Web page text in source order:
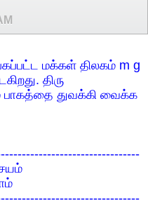
மக்கள் திலகம் m g
திரு
பாகத்தை துவக்கி வைக்க